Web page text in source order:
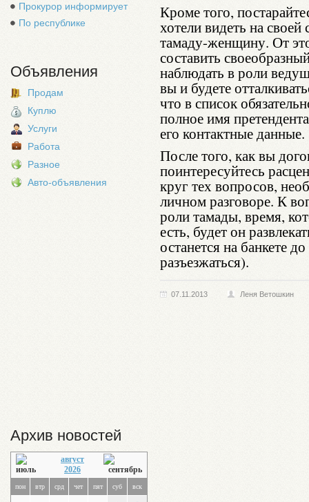
Прокурор информирует
По республике
Объявления
Продам
Куплю
Услуги
Работа
Разное
Авто-объявления
Архив новостей
август
2026
пон втр срд чет пят суб вск
Кроме того,
хотели видеть на
тамаду-женщину. От
составить
наблюдать в роли
вы и будете
что в список
полное имя
его контактные данные.
После того, как вы
поинтересуйтесь
круг тех вопросов,
личном разговоре. К
роли тамады, время,
есть, будет он
останется на банкете
разъезжаться).
07.11.2013 Леня Ветошкин